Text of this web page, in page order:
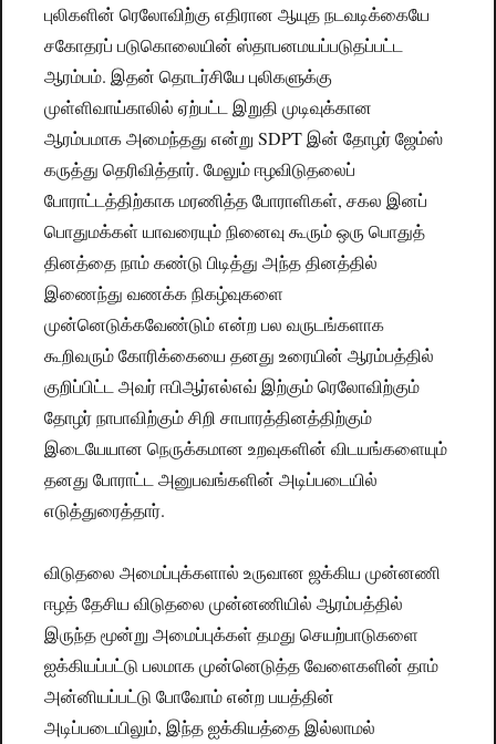
புலிகளின் ரெலோவிற்கு எதிரான ஆயுத நடவடிக்கையே
சகோதரப் படுகொலையின் ஸ்தாபனமயப்படுதப்பட்ட
ஆரம்பம். இதன் தொடர்சியே புலிகளுக்கு
முள்ளிவாய்காலில் ஏற்பட்ட இறுதி முடிவுக்கான
ஆரம்பமாக அமைந்தது என்று SDPT இன் தோழர் ஜேம்ஸ்
கருத்து தெரிவித்தார். மேலும் ஈழவிடுதலைப்
போராட்டத்திற்காக மரணித்த போராளிகள், சகல இனப்
பொதுமக்கள் யாவரையும் நினைவு கூரும் ஒரு பொதுத்
தினத்தை நாம் கண்டு பிடித்து அந்த தினத்தில்
இணைந்து வணக்க நிகழ்வுகளை
முன்னெடுக்கவேண்டும் என்ற பல வருடங்களாக
கூறிவரும் கோரிக்கையை தனது உரையின் ஆரம்பத்தில்
குறிப்பிட்ட அவர் ஈபிஆர்எல்எவ் இற்கும் ரெலோவிற்கும்
தோழர் நாபாவிற்கும் சிறி சாபாரத்தினத்திற்கும்
இடையேயான நெருக்கமான உறவுகளின் விடயங்களையும்
தனது போராட்ட அனுபவங்களின் அடிப்படையில்
எடுத்துரைத்தார்.
விடுதலை அமைப்புக்களால் உருவான ஜக்கிய முன்னணி
ஈழத் தேசிய விடுதலை முன்னணியில் ஆரம்பத்தில்
இருந்த மூன்று அமைப்புக்கள் தமது செயற்பாடுகளை
ஐக்கியப்பட்டு பலமாக முன்னெடுத்த வேளைகளின் தாம்
அன்னியப்பட்டு போவோம் என்ற பயத்தின்
அடிப்படையிலும், இந்த ஐக்கியத்தை இல்லாமல்